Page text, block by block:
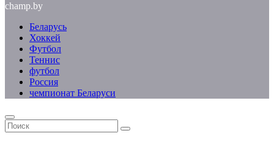
champ.by
Беларусь
Хоккей
Футбол
Теннис
футбол
Россия
чемпионат Беларуси